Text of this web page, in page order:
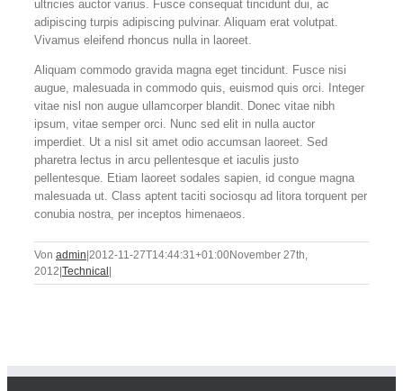
ultricies auctor varius. Fusce consequat tincidunt dui, ac
adipiscing turpis adipiscing pulvinar. Aliquam erat volutpat.
Vivamus eleifend rhoncus nulla in laoreet.
Aliquam commodo gravida magna eget tincidunt. Fusce nisi
augue, malesuada in commodo quis, euismod quis orci. Integer
vitae nisl non augue ullamcorper blandit. Donec vitae nibh
ipsum, vitae semper orci. Nunc sed elit in nulla auctor
imperdiet. Ut a nisl sit amet odio accumsan laoreet. Sed
pharetra lectus in arcu pellentesque et iaculis justo
pellentesque. Etiam laoreet sodales sapien, id congue magna
malesuada ut. Class aptent taciti sociosqu ad litora torquent per
conubia nostra, per inceptos himenaeos.
Von admin 2012-11-27T14:44:31+01:00November 27th,
2012 Technical